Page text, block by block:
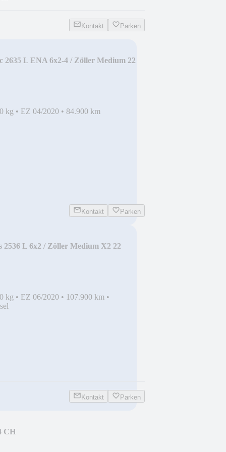
Kontakt Parken
2635 L ENA 6x2-4 / Zöller Medium 22
kg • EZ 04/2020 • 84.900 km
Kontakt Parken
2536 L 6x2 / Zöller Medium X2 22
kg • EZ 06/2020 • 107.900 km •
Kontakt Parken
CH